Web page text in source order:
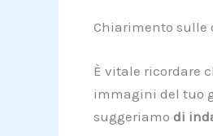
Chiarimento sulle
È vitale ricordare
immagini del tuo
suggeriamo di